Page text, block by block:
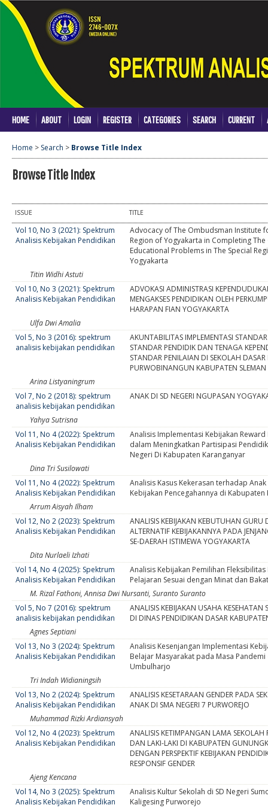
HOME ABOUT LOGIN REGISTER CATEGORIES SEARCH CURRENT
Home > Search > Browse Title Index
Browse Title Index
ISSUE TITLE
Vol 10, No 3 (2021): Spektrum
Analisis Kebijakan Pendidikan
Advocacy of The Ombudsman Institute
Region of Yogyakarta in Completing
Educational Problems in The Special
Yogyakarta
Titin Widhi Astuti
Vol 10, No 3 (2021): Spektrum
Analisis Kebijakan Pendidikan
ADVOKASI ADMINISTRASI
MENGAKSES PENDIDIKAN OLEH
HARAPAN FIAN YOGYAKARTA
Ulfa Dwi Amalia
Vol 5, No 3 (2016): spektrum
analisis kebijakan pendidikan
AKUNTABILITAS IMPLEMENTASI STANDAR
STANDAR PENDIDIK DAN TENAGA
STANDAR PENILAIAN DI SEKOLAH DASAR
PURWOBINANGUN KABUPATEN SLEMAN
Arina Listyaningrum
Vol 7, No 2 (2018): spektrum
analisis kebijakan pendidikan
ANAK DI SD NEGERI NGUPASAN
Yahya Sutrisna
Vol 11, No 4 (2022): Spektrum
Analisis Kebijakan Pendidikan
Analisis Implementasi Kebijakan Reward
dalam Meningkatkan Partisipasi
Negeri Di Kabupaten Karanganyar
Dina Tri Susilowati
Vol 11, No 4 (2022): Spektrum
Analisis Kebijakan Pendidikan
Analisis Kasus Kekerasan terhadap
Kebijakan Pencegahannya di
Arrum Aisyah Ilham
Vol 12, No 2 (2023): Spektrum
Analisis Kebijakan Pendidikan
ANALISIS KEBIJAKAN KEBUTUHAN GURU
ALTERNATIF KEBIJAKANNYA PADA
SE-DAERAH ISTIMEWA YOGYAKARTA
Dita Nurlaeli Izhati
Vol 14, No 4 (2025): Spektrum
Analisis Kebijakan Pendidikan
Analisis Kebijakan Pemilihan Fleksibilitas
Pelajaran Sesuai dengan Minat dan
M. Rizal Fathoni, Annisa Dwi Nursanti, Suranto Suranto
Vol 5, No 7 (2016): spektrum
analisis kebijakan pendidikan
ANALISIS KEBIJAKAN USAHA KESEHATAN
DI DINAS PENDIDIKAN DASAR
Agnes Septiani
Vol 13, No 3 (2024): Spektrum
Analisis Kebijakan Pendidikan
Analisis Kesenjangan Implementasi
Belajar Masyarakat pada Masa
Umbulharjo
Tri Indah Widianingsih
Vol 13, No 2 (2024): Spektrum
Analisis Kebijakan Pendidikan
ANALISIS KESETARAAN GENDER PADA
ANAK DI SMA NEGERI 7 PURWOREJO
Muhammad Rizki Ardiansyah
Vol 12, No 4 (2023): Spektrum
Analisis Kebijakan Pendidikan
ANALISIS KETIMPANGAN LAMA SEKOLAH
DAN LAKI-LAKI DI KABUPATEN
DENGAN PERSPEKTIF KEBIJAKAN
RESPONSIF GENDER
Ajeng Kencana
Vol 14, No 3 (2025): Spektrum
Analisis Kebijakan Pendidikan
Analisis Kultur Sekolah di SD Negeri
Kaligesing Purworejo